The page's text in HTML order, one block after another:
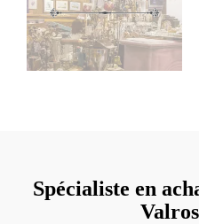
Spécialiste en